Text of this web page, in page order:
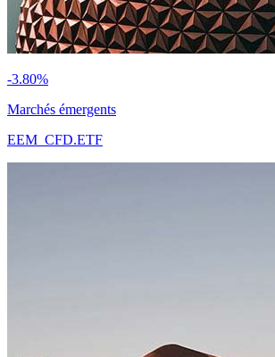
-3.80%
Marchés émergents
EEM_CFD.ETF